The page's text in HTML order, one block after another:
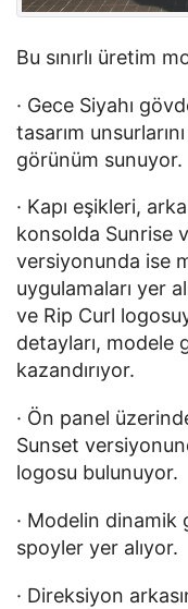
Bu sınırlı üretim
· Gece Siyahı
tasarım
görünüm sunuyor.
· Kapı eşikleri,
konsolda Sunrise
versiyonunda ise
uygulamaları yer
ve Rip Curl
detayları, modele
kazandırıyor.
· Ön panel
Sunset
logosu bulunuyor.
· Modelin
spoyler yer alıyor.
· Direksiyon